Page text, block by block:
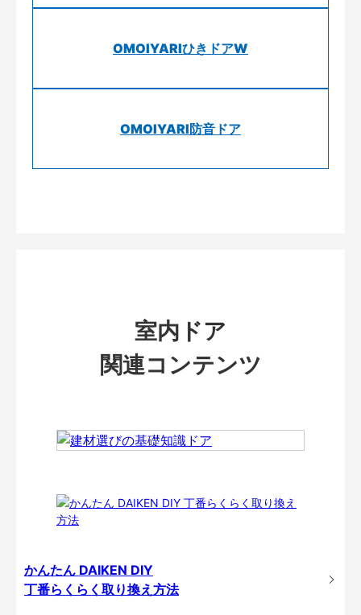
OMOIYARIひきドアW
OMOIYARI防音ドア
室内ドア
関連コンテンツ
かんたん DAIKEN DIY
丁番らくらく取り換え方法